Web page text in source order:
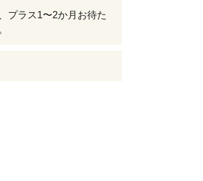
プラス1〜2か月お待た